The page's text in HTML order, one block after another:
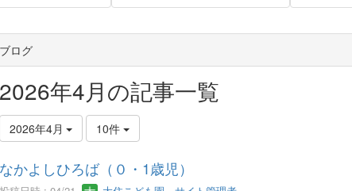
ブログ
2026年4月の記事一覧
2026年4月 10件
なかよしひろば（０・1歳児）